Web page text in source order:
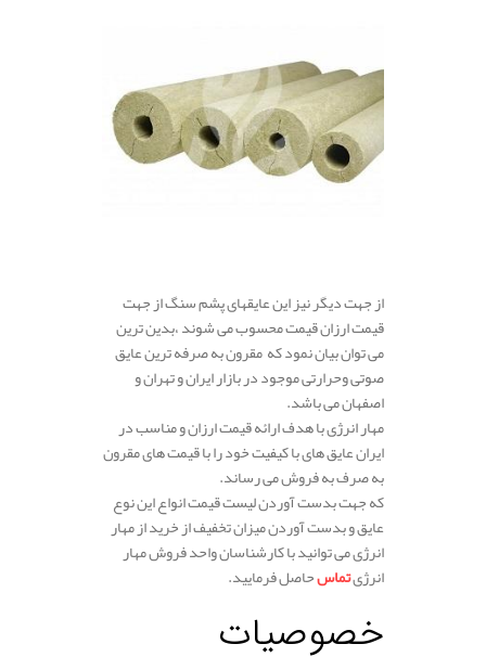
از جهت دیگر نیز این عایقهای پشم سنگ از جهت
قیمت ارزان قیمت محسوب می شوند ،بدین ترین
می توان بیان نمود که مقرون به صرفه ترین عایق
صوتی وحرارتی موجود در بازار ایران و تهران و
اصفهان می باشد.
مهار انرژی با هدف ارائه قیمت ارزان و مناسب در
ایران عایق های با کیفیت خود را با قیمت های مقرون
به صرف به فروش می رساند.
که جهت بدست آوردن لیست قیمت انواع این نوع
عایق و بدست آوردن میزان تخفیف از خرید از مهار
انرژی می توانید با کارشناسان واحد فروش مهار
انرژیتماسحاصل فرمایید.
خصوصیات